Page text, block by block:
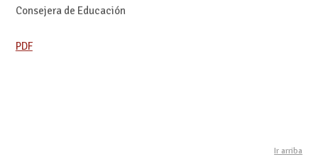
Consejera de Educación
PDF
Ir arriba